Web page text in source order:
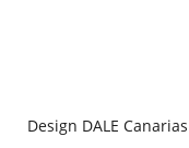
Design DALE Canarias